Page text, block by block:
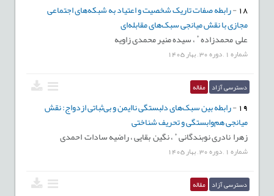
18
-رابطه صفات تاریک شخصیت و اعتیاد به شبکه‌های اجتماعی
مجازی با نقش میانجی سبک‌های مقابله‌ای
علی محمدزاده*،سیده منیر محمدی زاویه
شماره1 دوره30
,بهار1405
دسترسی آزاد مقاله
19
-رابطه بین سبک‌‌‌های دلبستگی ناایمن و بی‌‌‌ثباتی ازدواج: نقش
میانجی‌‌‌ هم‌‌‌وابستگی و تحریف شناختی
زهرا نادری نوبندگانی ،نگین بقایی ،راضیه سادات احمدی
شماره1 دوره30
,بهار1405
دسترسی آزاد مقاله